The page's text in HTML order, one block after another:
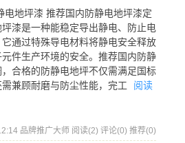
电地坪漆 推荐国内防静电地坪漆定
漆是一种能稳定导出静电、防止电
通过特殊导电材料将静电安全释放
件生产环境的安全。推荐国内防静
合格的防静电地坪不仅需满足国标
兼顾耐磨与防尘性能，完工
阅读
品牌推广大师 阅读(2) 评论(0) 推荐(0)